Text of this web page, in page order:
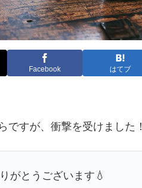
Facebook はてブ
ですが、衝撃を受けました！
がとうございます💧